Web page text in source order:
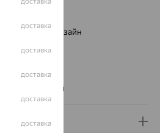
РОССИЯ
Европейский дизайн
Бесцветный
доставка
доставка
доставка
доставка
доставка